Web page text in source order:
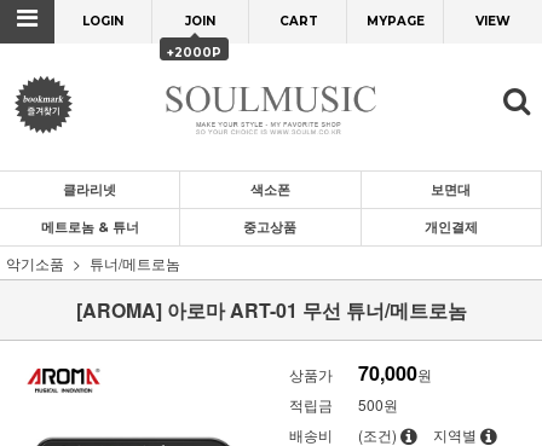
LOGIN
JOIN
+2000P
CART MYPAGE VIEW
클라리넷 색소폰 보면대
메트로놈 & 튜너 중고상품 개인결제
악기소품 튜너/메트로놈
[AROMA] 아로마 ART-01 무선 튜너/메트로놈
상품가 70,000원
적립금
500원
배송비
(조건) 지역별